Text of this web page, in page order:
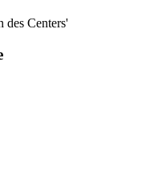
des Centers'